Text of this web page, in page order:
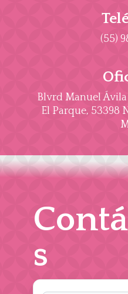
(55)
Blvrd Manuel
El Parque, 53398
s